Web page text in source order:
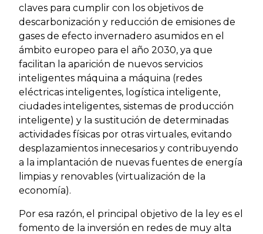
claves para cumplir con los objetivos de
descarbonización y reducción de emisiones de
gases de efecto invernadero asumidos en el
ámbito europeo para el año 2030, ya que
facilitan la aparición de nuevos servicios
inteligentes máquina a máquina (redes
eléctricas inteligentes, logística inteligente,
ciudades inteligentes, sistemas de producción
inteligente) y la sustitución de determinadas
actividades físicas por otras virtuales, evitando
desplazamientos innecesarios y contribuyendo
a la implantación de nuevas fuentes de energía
limpias y renovables (virtualización de la
economía).
Por esa razón, el principal objetivo de la ley es el
fomento de la inversión en redes de muy alta